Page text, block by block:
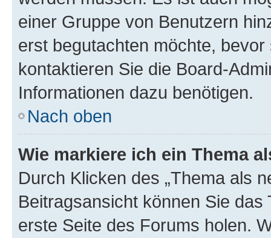
einer Gruppe von Benutzern
erst begutachten möchte,
kontaktieren Sie die Board-
Informationen dazu benötigen.
Nach oben
Wie markiere ich ein Thema
Durch Klicken des „Thema als
Beitragsansicht können Sie
erste Seite des Forums holen.